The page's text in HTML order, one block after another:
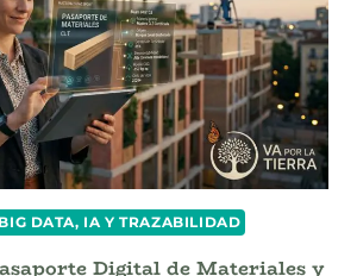
DATA, IA Y TRAZABILIDAD
Digital de Materiales y